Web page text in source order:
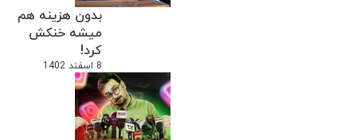
بدون هزینه هم
میشه خنکش
کرد!
8 اسفند 1402